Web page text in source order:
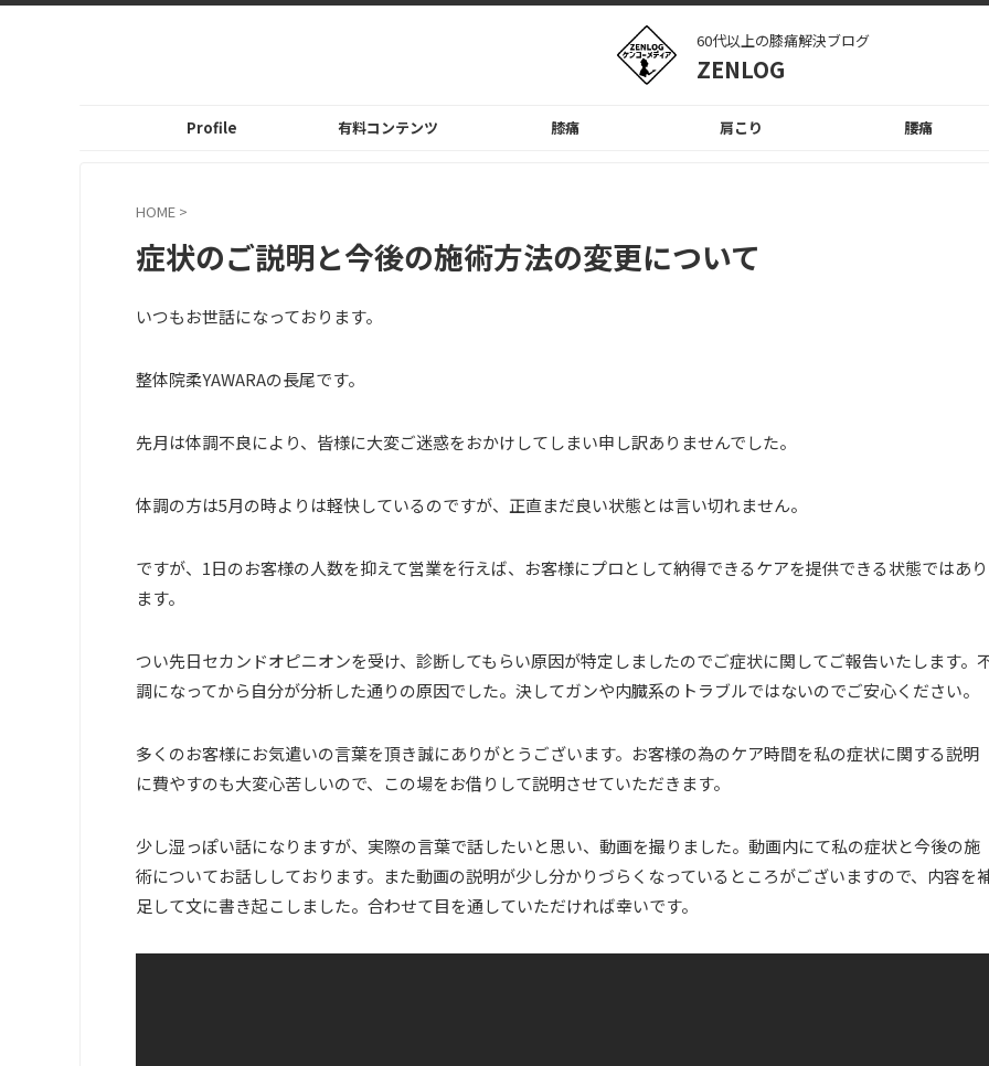
60代以上の膝痛解決ブログ
ZENLOG
Profile 有料コンテンツ 膝痛 肩こり 腰痛
HOME >
症状のご説明と今後の施術方法の変更について
いつもお世話になっております。
整体院柔YAWARAの長尾です。
先月は体調不良により、皆様に大変ご迷惑をおかけしてしまい申し訳ありませんでした。
体調の方は5月の時よりは軽快しているのですが、正直まだ良い状態とは言い切れません。
ですが、1日のお客様の人数を抑えて営業を行えば、お客様にプロとして納得できるケアを提供できる状態ではあり
ます。
つい先日セカンドオピニオンを受け、診断してもらい原因が特定しましたのでご症状に関してご報告いたします。
調になってから自分が分析した通りの原因でした。決してガンや内臓系のトラブルではないのでご安心ください。
多くのお客様にお気遣いの言葉を頂き誠にありがとうございます。お客様の為のケア時間を私の症状に関する説明
に費やすのも大変心苦しいので、この場をお借りして説明させていただきます。
少し湿っぽい話になりますが、実際の言葉で話したいと思い、動画を撮りました。動画内にて私の症状と今後の施
術についてお話ししております。また動画の説明が少し分かりづらくなっているところがございますので、内容を
足して文に書き起こしました。合わせて目を通していただければ幸いです。